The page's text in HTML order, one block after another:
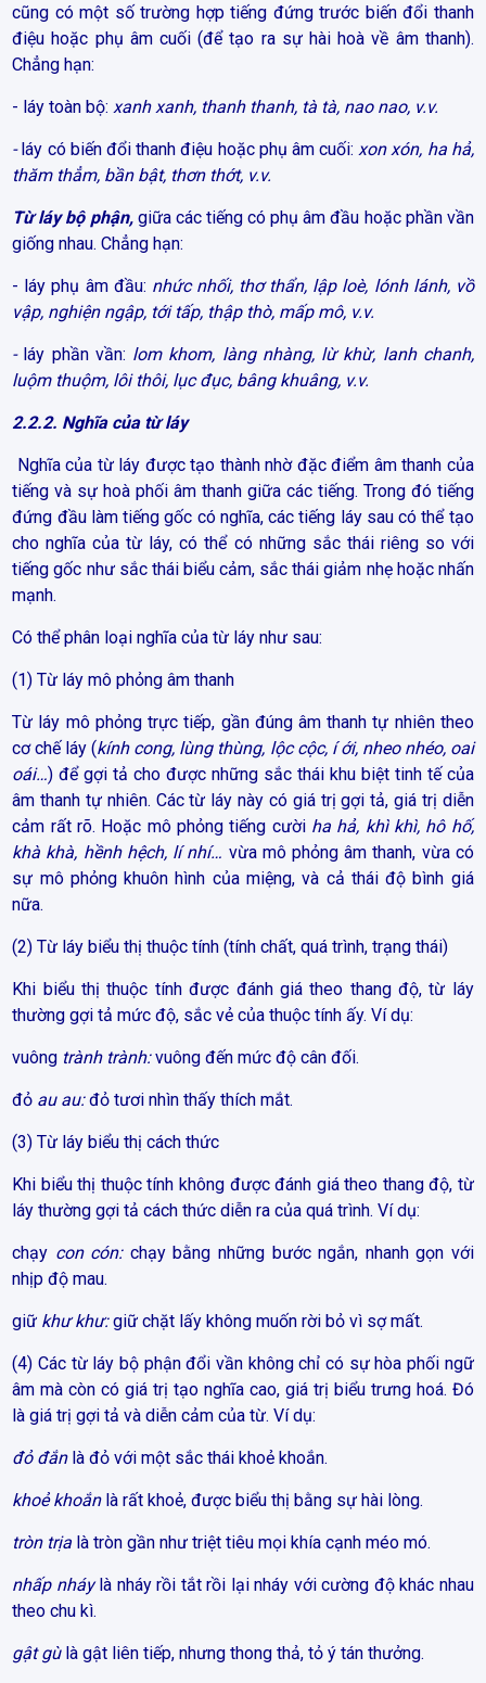
cũng có một số trường hợp tiếng đứng trước biến đổi thanh
điệu hoặc phụ âm cuối (để tạo ra sự hài hoà về âm thanh).
Chẳng hạn:
- láy toàn bộ: xanh xanh, thanh thanh, tà tà, nao nao, v.v.
-láy có biến đổi thanh điệu hoặc phụ âm cuối: xon xón, ha hả,
thăm thẳm, bần bật, thơn thớt, v.v.
Từ láy bộ phận, giữa các tiếng có phụ âm đầu hoặc phần vần
giống nhau. Chẳng hạn:
- láy phụ âm đầu: nhức nhối, thơ thẩn, lập loè, lónh lánh, vồ
vập, nghiện ngập, tới tấp, thập thò, mấp mô, v.v.
- láy phần vần: lom khom, làng nhàng, lừ khừ, lanh chanh,
luộm thuộm, lôi thôi, lục đục, bâng khuâng, v.v.
2.2.2. Nghĩa của từ láy
Nghĩa của từ láy được tạo thành nhờ đặc điểm âm thanh của
tiếng và sự hoà phối âm thanh giữa các tiếng. Trong đó tiếng
đứng đầu làm tiếng gốc có nghĩa, các tiếng láy sau có thể tạo
cho nghĩa của từ láy, có thể có những sắc thái riêng so với
tiếng gốc như sắc thái biểu cảm, sắc thái giảm nhẹ hoặc nhấn
mạnh.
Có thể phân loại nghĩa của từ láy như sau:
(1) Từ láy mô phỏng âm thanh
Từ láy mô phỏng trực tiếp, gần đúng âm thanh tự nhiên theo
cơ chế láy (kính cong, lùng thùng, lộc cộc, í ới, nheo nhéo, oai
oái…) để gợi tả cho được những sắc thái khu biệt tinh tế của
âm thanh tự nhiên. Các từ láy này có giá trị gợi tả, giá trị diễn
cảm rất rõ. Hoặc mô phỏng tiếng cười ha hả, khì khì, hô hố,
khà khà, hềnh hệch, lí nhí… vừa mô phỏng âm thanh, vừa có
sự mô phỏng khuôn hình của miệng, và cả thái độ bình giá
nữa.
(2) Từ láy biểu thị thuộc tính (tính chất, quá trình, trạng thái)
Khi biểu thị thuộc tính được đánh giá theo thang độ, từ láy
thường gợi tả mức độ, sắc vẻ của thuộc tính ấy. Ví dụ:
vuông trành trành:vuông đến mức độ cân đối.
đỏ au au:đỏ tươi nhìn thấy thích mắt.
(3) Từ láy biểu thị cách thức
Khi biểu thị thuộc tính không được đánh giá theo thang độ, từ
láy thường gợi tả cách thức diễn ra của quá trình. Ví dụ:
chạy con cón: chạy bằng những bước ngắn, nhanh gọn với
nhịp độ mau.
giữ khư khư:giữ chặt lấy không muốn rời bỏ vì sợ mất.
(4) Các từ láy bộ phận đổi vần không chỉ có sự hòa phối ngữ
âm mà còn có giá trị tạo nghĩa cao, giá trị biểu trưng hoá. Đó
là giá trị gợi tả và diễn cảm của từ. Ví dụ:
đỏ đắn là đỏ với một sắc thái khoẻ khoắn.
khoẻ khoắn là rất khoẻ, được biểu thị bằng sự hài lòng.
tròn trịa là tròn gần như triệt tiêu mọi khía cạnh méo mó.
nhấp nháylà nháy rồi tắt rồi lại nháy với cường độ khác nhau
theo chu kì.
gật gù là gật liên tiếp, nhưng thong thả, tỏ ý tán thưởng.